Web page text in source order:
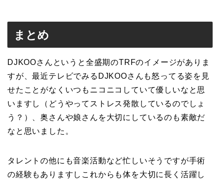
まとめ
DJKOOさんというと全盛期のTRFのイメージがありま
すが、最近テレビでみるDJKOOさんも怒ってる姿を見
せたことがなくいつもニコニコしていて優しいなと思
いますし（どうやってストレス発散しているのでしょ
う？）、奥さんや娘さんを大切にしているのも素敵だ
なと思いました。
タレントの他にも音楽活動など忙しいそうですが手術
の経験もありますしこれからも体を大切に長く活躍し